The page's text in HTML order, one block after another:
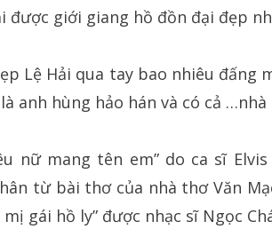
được giới giang hồ đồn đại đẹp
Lệ Hải qua tay bao nhiêu đấng
anh hùng hảo hán và có cả …nhà
nữ mang tên em” do ca sĩ
từ bài thơ của nhà thơ Văn
gái hồ ly” được nhạc sĩ Ngọc